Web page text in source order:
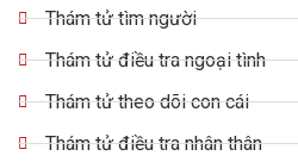
Thám tử tìm người
Thám tử điều tra ngoại tình
Thám tử theo dõi con cái
Thám tử điều tra nhân thân